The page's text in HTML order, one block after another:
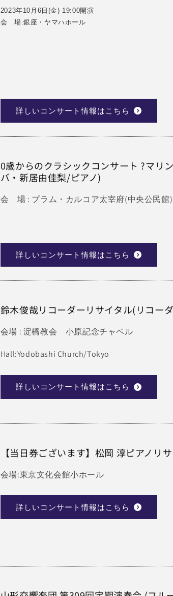
2023年10月6日(金) 19:00開演
会 場:銀座・ヤマハホール
詳しいコンサート情報はこちら
0歳からのクラシックコンサート ?マ
バ・新居由佳梨/ピアノ)
会 場 : プラム・カルコア太宰府(中央公民
詳しいコンサート情報はこちら
鈴木俊哉リコーダーリサイタル(リコー
会場 : 淀橋教会 小原記念チャペル
Hall:Yodobashi Church/Tokyo
詳しいコンサート情報はこちら
【当日券ございます】松岡 淳ピアノリ
会場:東京文化会館小ホール
詳しいコンサート情報はこちら